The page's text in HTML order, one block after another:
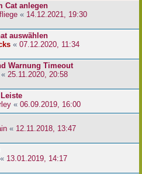
Cat anlegen
« 14.12.2021, 19:30
auswählen
« 07.12.2020, 11:34
Warnung Timeout
« 25.11.2020, 20:58
« 06.09.2019, 16:00
« 12.11.2018, 13:47
« 13.01.2019, 14:17